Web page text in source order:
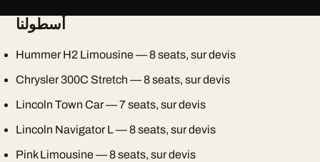
أسطولنا
Hummer H2 Limousine — 8 seats, sur devis
Chrysler 300C Stretch — 8 seats, sur devis
Lincoln Town Car — 7 seats, sur devis
Lincoln Navigator L — 8 seats, sur devis
Pink Limousine — 8 seats, sur devis